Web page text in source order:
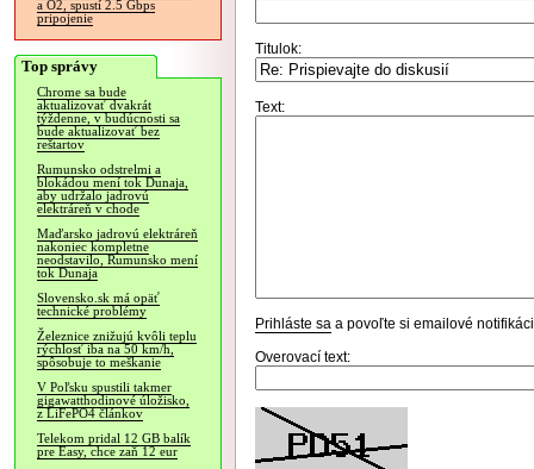
a O2, spustí 2.5 Gbps
pripojenie
Top správy
Chrome sa bude
aktualizovať dvakrát
týždenne, v budúcnosti sa
bude aktualizovať bez
reštartov
Rumunsko odstrelmi a
blokádou mení tok Dunaja,
aby udržalo jadrovú
elektráreň v chode
Maďarsko jadrovú elektráreň
nakoniec kompletne
neodstavilo, Rumunsko mení
tok Dunaja
Slovensko.sk má opäť
technické problémy
Železnice znižujú kvôli teplu
rýchlosť iba na 50 km/h,
spôsobuje to meškanie
V Poľsku spustili takmer
gigawatthodinové úložisko,
z LiFePO4 článkov
Telekom pridal 12 GB balík
pre Easy, chce zaň 12 eur
Titulok:
Text:
Prihláste sa a povoľte si emailové
Overovací text: